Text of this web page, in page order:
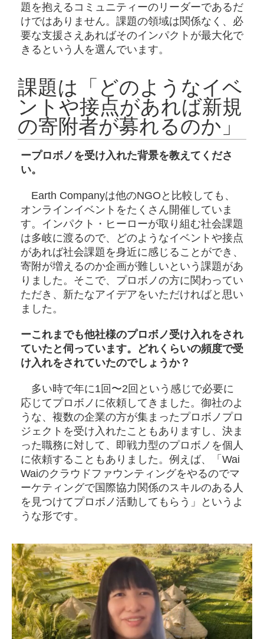
題を抱えるコミュニティーのリーダーであるだ
けではありません。課題の領域は関係なく、必
要な支援さえあればそのインパクトが最大化で
きるという人を選んでいます。
課題は「どのようなイベ
ントや接点があれば新規
の寄附者が募れるのか」
ープロボノを受け入れた背景を教えてくださ
い。
Earth Companyは他のNGOと比較しても、
オンラインイベントをたくさん開催していま
す。インパクト・ヒーローが取り組む社会課題
は多岐に渡るので、どのようなイベントや接点
があれば社会課題を身近に感じることができ、
寄附が増えるのか企画が難しいという課題があ
りました。そこで、プロボノの方に関わってい
ただき、新たなアイデアをいただければと思い
ました。
ーこれまでも他社様のプロボノ受け入れをされ
ていたと伺っています。どれくらいの頻度で受
け入れをされていたのでしょうか？
多い時で年に1回〜2回という感じで必要に
応じてプロボノに依頼してきました。御社のよ
うな、複数の企業の方が集まったプロボノプロ
ジェクトを受け入れたこともありますし、決ま
った職務に対して、即戦力型のプロボノを個人
に依頼することもありました。例えば、「Wai
Waiのクラウドファウンティングをやるのでマ
ーケティングで国際協力関係のスキルのある人
を見つけてプロボノ活動してもらう」というよ
うな形です。